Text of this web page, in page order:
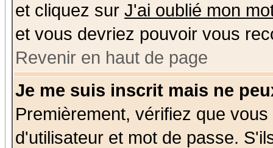
et cliquez sur J'ai oublié mon
et vous devriez pouvoir vous
Revenir en haut de page
Je me suis inscrit mais ne
Premièrement, vérifiez que
d'utilisateur et mot de passe.